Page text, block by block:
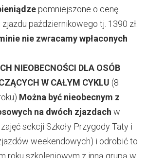
pomniejszone o cenę
październikowego tj. 1390 zł.
nie zwracamy wpłaconych
NIEOBECNOŚCI DLA OSÓB
W CAŁYM CYKLU (8
Można być nieobecnym z
na dwóch zjazdach w
sekcji Szkoły Przygody Taty i
weekendowych) i odrobić to
roku szkoleniowym z inną grupą w